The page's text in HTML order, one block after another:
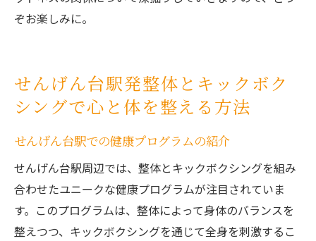
ぞお楽しみに。
せんげん台駅発整体とキックボク
シングで心と体を整える方法
せんげん台駅での健康プログラムの紹介
せんげん台駅周辺では、整体とキックボクシングを組み
合わせたユニークな健康プログラムが注目されていま
す。このプログラムは、整体によって身体のバランスを
整えつつ、キックボクシングを通じて全身を刺激するこ